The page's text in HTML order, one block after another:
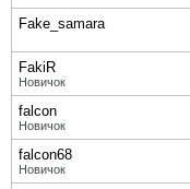
Fake_samara
FakiR
Новичок
falcon
Новичок
falcon68
Новичок